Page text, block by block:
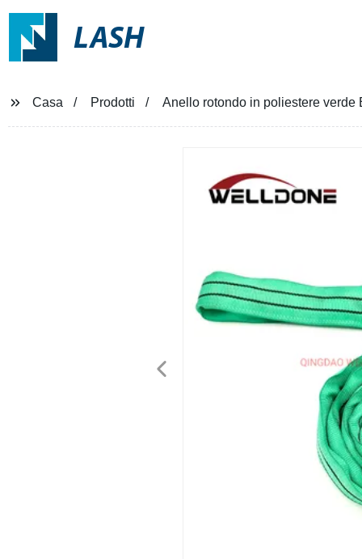
LASH
Casa Prodotti Anello rotondo in poliestere